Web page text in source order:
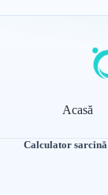
Acasă
Calculator sarcină